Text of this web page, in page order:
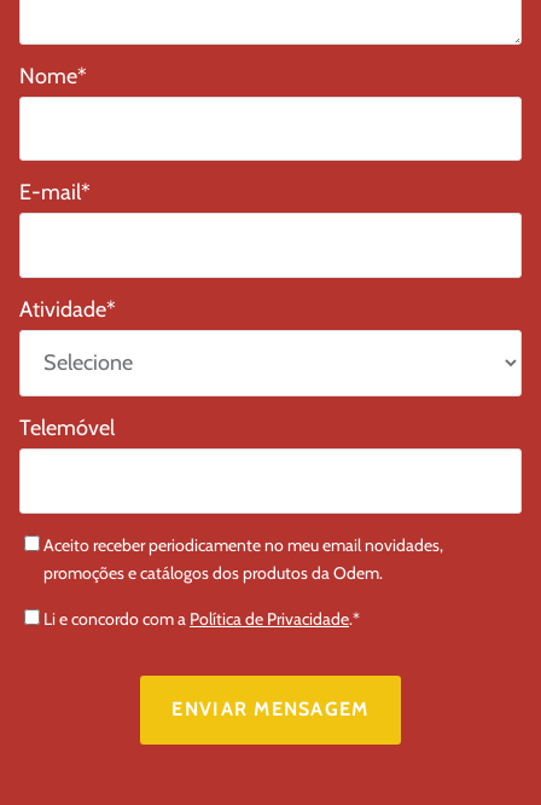
Nome*
E-mail*
Atividade*
Telemóvel
Aceito receber periodicamente no meu email novidades,
promoções e catálogos dos produtos da Odem.
Li e concordo com a Política de Privacidade.*